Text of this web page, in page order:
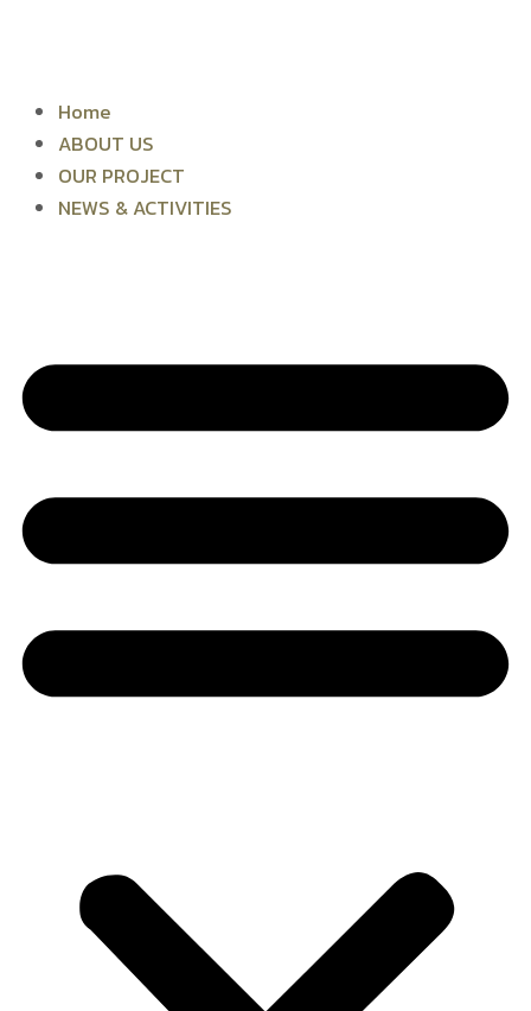
Home
ABOUT US
OUR PROJECT
NEWS & ACTIVITIES